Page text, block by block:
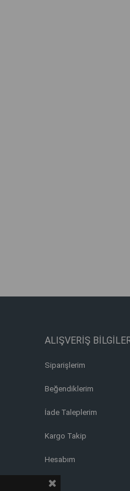
ALIŞVERİŞ
Siparişlerim
Beğendiklerim
İade Taleplerim
Kargo Takip
Hesabım